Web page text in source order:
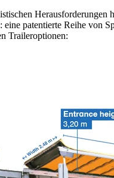
Herausforderungen
eine patentierte Reihe von
Traileroptionen: